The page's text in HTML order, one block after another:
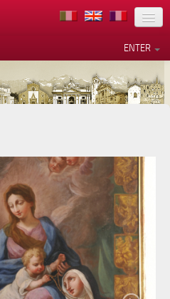
ENTER